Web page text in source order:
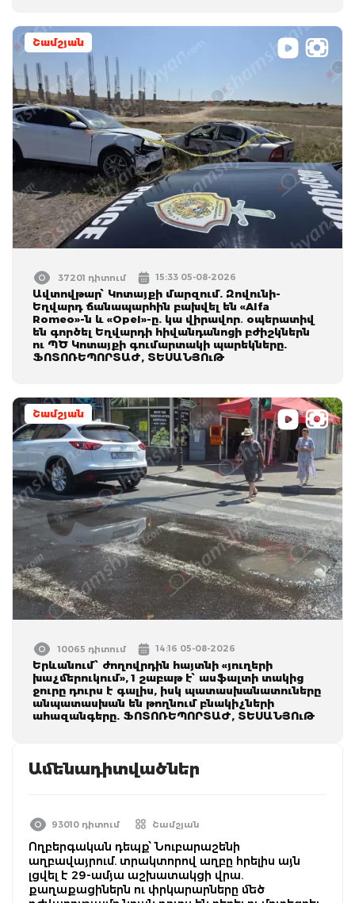
Շամշյան
37201 դիտում 15:33 05-08-2026
Ավտովթար՝ Կոտայքի մարզում. Զովունի-
Եղվարդ ճանապարհին բախվել են «Alfa
Romeo»-ն և «Opel»-ը. կա վիրավոր․ օպերատիվ
են գործել Եղվարդի հիվանդանոցի բժիշկներն
ու ՊԾ Կոտայքի գումարտակի պարեկները.
ՖՈՏՈՌԵՊՈՐՏԱԺ, ՏԵՍԱՆՅՈւԹ
Շամշյան
10065 դիտում 14:16 05-08-2026
Երևանում՝ ժողովրդին հայտնի «յուղերի
խաչմերուկում», 1 շաբաթ է՝ ասֆալտի տակից
ջուրը դուրս է գալիս, իսկ պատասխանատուները
անպատասխան են թողնում բնակիչների
ահազանգերը. ՖՈՏՈՌԵՊՈՐՏԱԺ, ՏԵՍԱՆՅՈւԹ
Ամենադիտվածներ
93010 դիտում Շամշյան
Ողբերգական դեպք՝ Նուբարաշենի
աղբավայրում. տրակտորով աղբը հրելիս այն
լցվել է 29-ամյա աշխատակցի վրա.
քաղաքացիներն ու փրկարարները մեծ